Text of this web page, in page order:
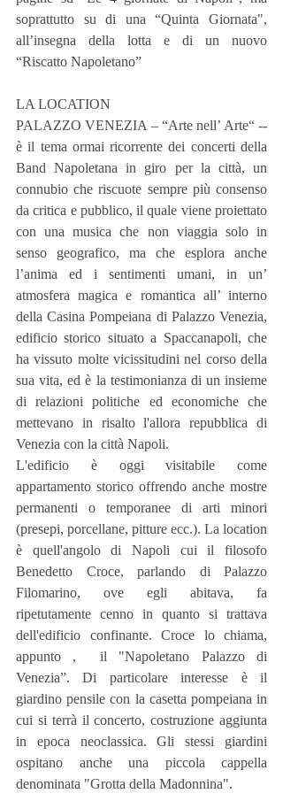
soprattutto su di una “Quinta Giornata",
all’insegna della lotta e di un nuovo
“Riscatto Napoletano”
LA LOCATION
PALAZZO VENEZIA – “Arte nell’ Arte“ --
è il tema ormai ricorrente dei concerti della
Band Napoletana in giro per la città, un
connubio che riscuote sempre più consenso
da critica e pubblico, il quale viene proiettato
con una musica che non viaggia solo in
senso geografico, ma che esplora anche
l’anima ed i sentimenti umani, in un’
atmosfera magica e romantica all’ interno
della Casina Pompeiana di Palazzo Venezia,
edificio storico situato a Spaccanapoli, che
ha vissuto molte vicissitudini nel corso della
sua vita, ed è la testimonianza di un insieme
di relazioni politiche ed economiche che
mettevano in risalto l'allora repubblica di
Venezia con la città Napoli.
L'edificio è oggi visitabile come
appartamento storico offrendo anche mostre
permanenti o temporanee di arti minori
(presepi, porcellane, pitture ecc.). La location
è quell'angolo di Napoli cui il filosofo
Benedetto Croce, parlando di Palazzo
Filomarino, ove egli abitava, fa
ripetutamente cenno in quanto si trattava
dell'edificio confinante. Croce lo chiama,
appunto ,  il "Napoletano Palazzo di
Venezia”. Di particolare interesse è il
giardino pensile con la casetta pompeiana in
cui si terrà il concerto, costruzione aggiunta
in epoca neoclassica. Gli stessi giardini
ospitano anche una piccola cappella
denominata "Grotta della Madonnina".